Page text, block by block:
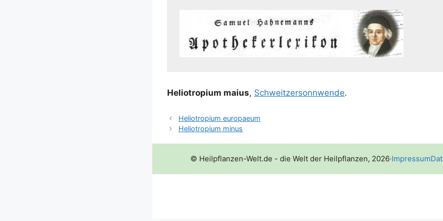
Helio­tro­pi­um mai­us, Schweit­zer­sonn­wen­de.
Heliotropium europaeum
Heliotropium minus
© Heilpflanzen-Welt.de - die Welt der Heilpflanzen, 2026·Impressum